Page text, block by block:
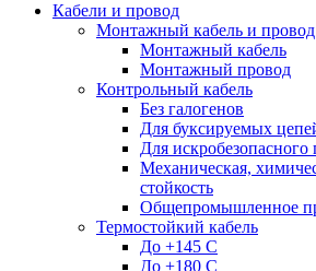
Кабели и провод
Монтажный кабель и провод
Монтажный кабель
Монтажный провод
Контрольный кабель
Без галогенов
Для буксируемых
Для
Механическая,
стойкость
Общепромышленное
Термостойкий кабель
До +145 С
До +180 C